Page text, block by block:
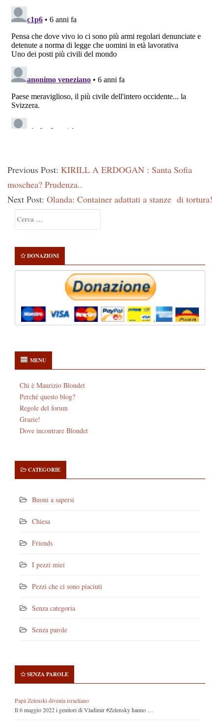
Previous Post: KIRILL A ERDOGAN : Santa Sofia
moschea? Prudenza..
Next Post: Olanda: Container adattati a stanze di tortura!
Sidebar
DONAZIONI
MENU
Chi è Maurizio Blondet
Perché questo blog?
Regole del forum
Grazie!
Dove incontrare Blondet
CATEGORIE
Buoni a sapersi
Chiesa
Friends
I pezzi miei
Pezzi che ci sono piaciuti
Senza categoria
Senza parole
SENZA PAROLE
Papà Zelenski diventa israeliano
Il 6 maggio 2022 i genitori di Vladimir #Zelensky hanno …